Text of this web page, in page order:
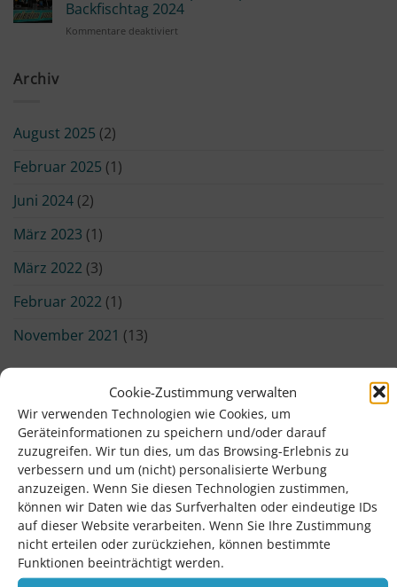
Cookie-Zustimmung verwalten
Wir verwenden Technologien wie Cookies, um
Geräteinformationen zu speichern und/oder darauf
zuzugreifen. Wir tun dies, um das Browsing-Erlebnis zu
verbessern und um (nicht) personalisierte Werbung
anzuzeigen. Wenn Sie diesen Technologien zustimmen,
können wir Daten wie das Surfverhalten oder eindeutige IDs
auf dieser Website verarbeiten. Wenn Sie Ihre Zustimmung
nicht erteilen oder zurückziehen, können bestimmte
Funktionen beeinträchtigt werden.
der
Kind
Backfischtag 2024
Kommentare deaktiviert
Archiv
August 2025 (2)
Februar 2025 (1)
Juni 2024 (2)
März 2023 (1)
März 2022 (3)
Februar 2022 (1)
November 2021 (13)
Frische & Qualität Fachgerechte Kühlung
EU-Zertifizierte
24 Stunden Express